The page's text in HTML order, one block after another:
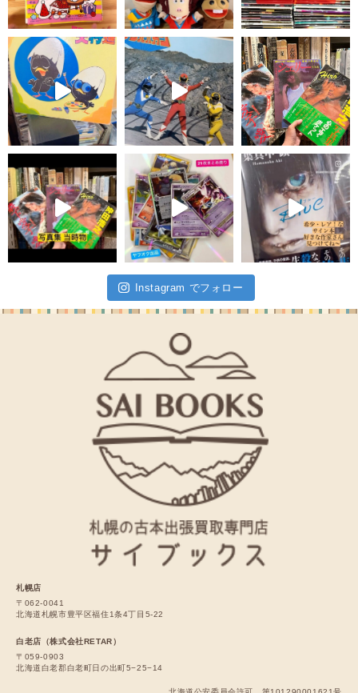
Instagram でフォロー
札幌店
〒062-0041
北海道札幌市豊平区福住1条4丁目5-22
白老店（株式会社RETAR）
〒059-0903
北海道白老郡白老町日の出町5−25−14